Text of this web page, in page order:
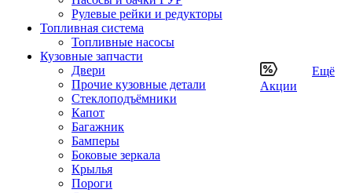
Рулевые рейки и редукторы
Топливная система
Топливные насосы
Кузовные запчасти
Двери
Прочие кузовные детали
Стеклоподъёмники
Капот
Багажник
Бамперы
Боковые зеркала
Крылья
Пороги
Акции
Ещё